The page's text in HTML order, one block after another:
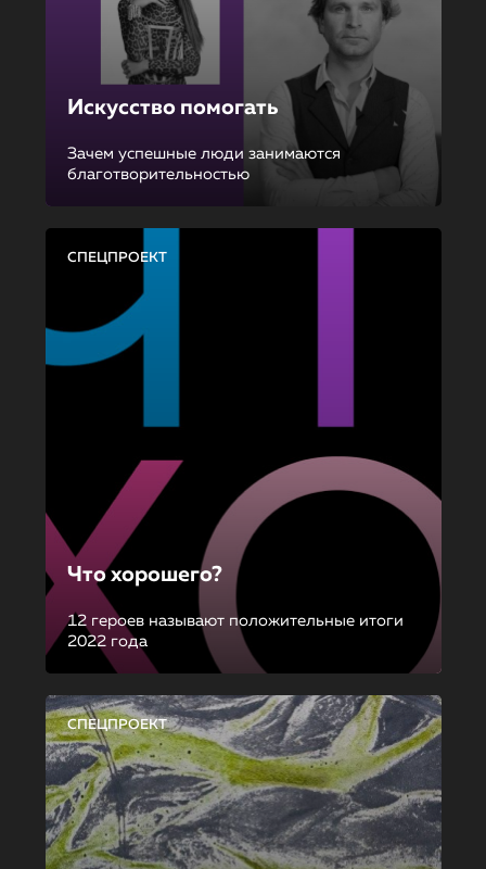
Искусство помогать
Зачем успешные люди занимаются
благотворительностью
СПЕЦПРОЕКТ
Что хорошего?
12 героев называют положительные итоги
2022 года
СПЕЦПРОЕКТ